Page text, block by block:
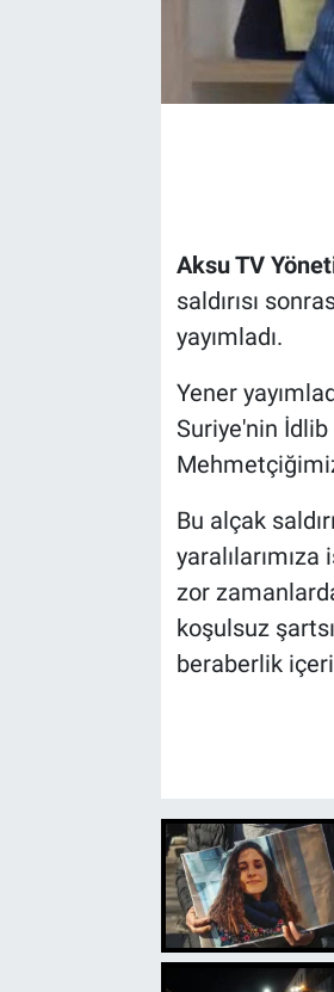
Aksu TV
saldırısı
yayımladı.
Yener
Suriye'nin İdlib
Bu alçak
zor
koşulsuz
beraberlik